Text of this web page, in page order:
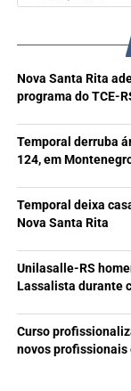
Nova Santa Rita
programa do TCE-
Temporal derruba
124, em
Temporal deixa
Nova Santa Rita
Unilasalle-RS
Lassalista durante
Curso
novos profissionais